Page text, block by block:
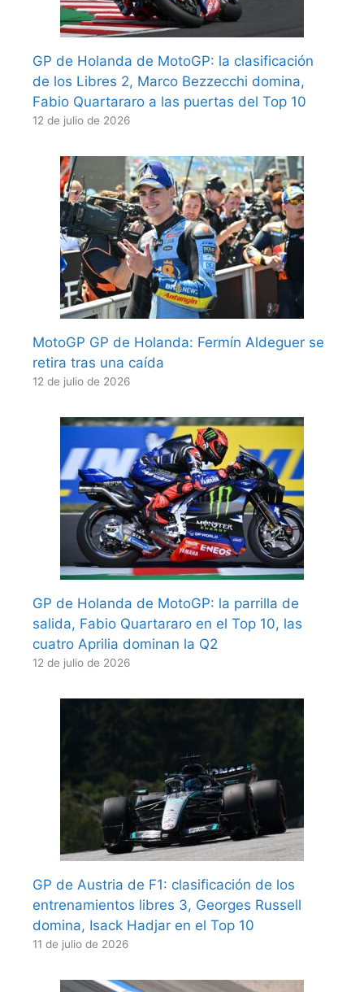
GP de Holanda de MotoGP: la clasificación
de los Libres 2, Marco Bezzecchi domina,
Fabio Quartararo a las puertas del Top 10
12 de julio de 2026
MotoGP GP de Holanda: Fermín Aldeguer se
retira tras una caída
12 de julio de 2026
GP de Holanda de MotoGP: la parrilla de
salida, Fabio Quartararo en el Top 10, las
cuatro Aprilia dominan la Q2
12 de julio de 2026
GP de Austria de F1: clasificación de los
entrenamientos libres 3, Georges Russell
domina, Isack Hadjar en el Top 10
11 de julio de 2026